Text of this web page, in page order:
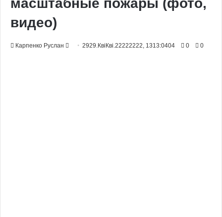
масштабные пожары (фото,
видео)
Карпенко Руслан
Send2929.КвіКві.22222222, 1313:0404 0 0